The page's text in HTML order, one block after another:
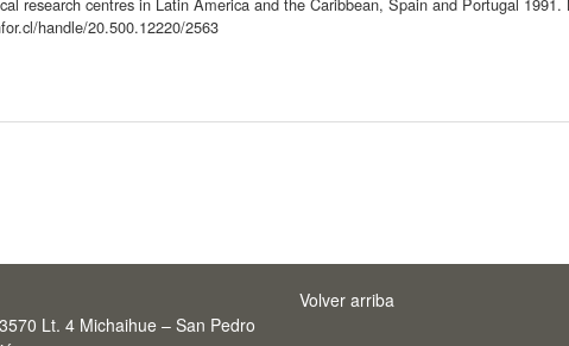
handle/20.500.12220/2563
Lt. 4 Michaihue – San Pedro
Volver arriba